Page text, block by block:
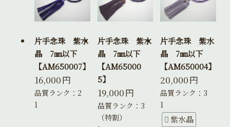
片手念珠 紫水
晶 7㎜以下
【AM650007】
16,000円
品質ランク：2
1
片手念珠 紫水
晶 7㎜以下
【AM65000
5】
19,000円
品質ランク：3
（特割）
片手念珠 紫水
晶 7㎜以下
【AM650004】
20,000円
品質ランク：3
1
紫水晶